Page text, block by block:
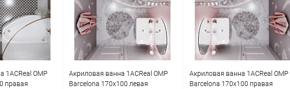
Сравнение
Под заказ
Купить в 1 клик Сравнение
В избранное Недоступно
Купить в 1 клик Сравнение
В избранное Под заказ
1ACReal ОМР
правая
Акриловая ванна 1ACReal ОМР
Barcelona 170x100 левая
Акриловая ванна 1ACReal ОМР
Barcelona 170x100 правая